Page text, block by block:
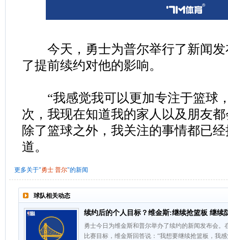
今天，勇士为普尔举行了新闻发
了提前续约对他的影响。
“我感觉我可以更加专注于篮球
次，我现在知道我的家人以及朋友
除了篮球之外，我关注的事情都已
道。
更多关于"勇士 普尔"的新闻
球队相关动态
续约后的个人目标？维金斯:继续抢篮板 继续
勇士今日为维金斯和普尔举办了续约的新闻发布会
比赛目标，维金斯回答说：“我想要继续抢篮板，我